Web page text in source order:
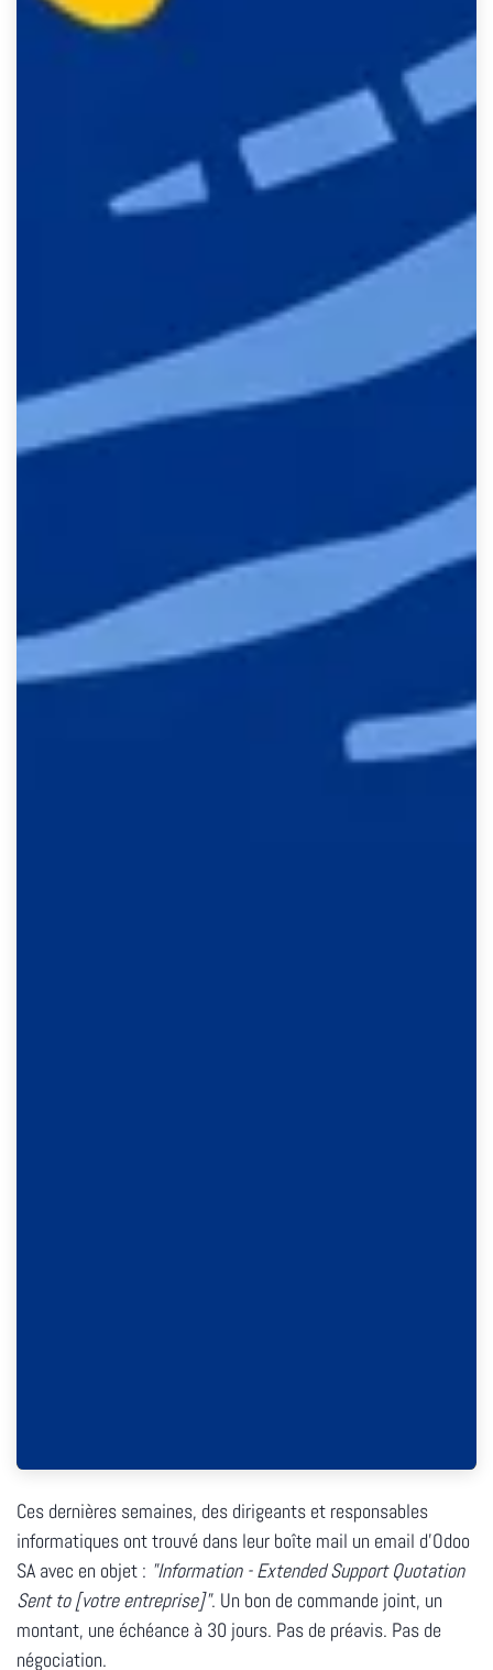
Ces dernières semaines, des dirigeants et responsables
informatiques ont trouvé dans leur boîte mail un email d'Odoo
SA avec en objet : "Information - Extended Support Quotation
Sent to [votre entreprise]". Un bon de commande joint, un
montant, une échéance à 30 jours. Pas de préavis. Pas de
négociation.